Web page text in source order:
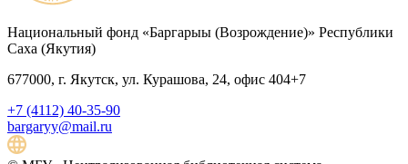
Национальный фонд «Баргарыы (Возрождение)» Республики
Саха (Якутия)
677000, г. Якутск, ул. Курашова, 24, офис 404+7
+7 (4112) 40-35-90
bargaryy@mail.ru